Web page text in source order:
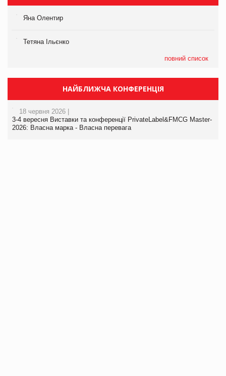
Яна Олентир
Тетяна Ільєнко
повний список
НАЙБЛИЖЧА КОНФЕРЕНЦІЯ
18 червня 2026 |
3-4 вересня Виставки та конференції PrivateLabel&FMCG Master-
2026: Власна марка - Власна перевага